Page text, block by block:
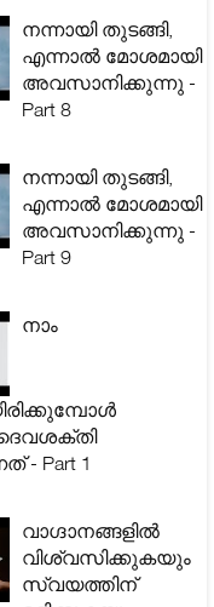
നന്നായി തുടങ്ങി,
എന്നാൽ മോശമായി
അവസാനിക്കുന്നു -
Part 8
നന്നായി തുടങ്ങി,
എന്നാൽ മോശമായി
അവസാനിക്കുന്നു -
Part 9
നാം
- Part 1
വാഗ്ദാനങ്ങളിൽ
വിശ്വസിക്കുകയും
സ്വയത്തിന്